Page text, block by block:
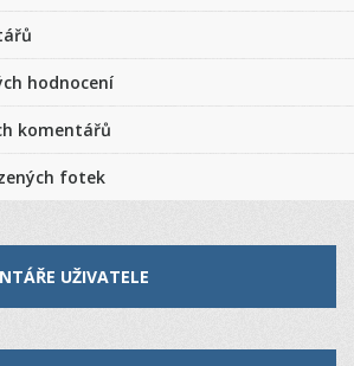
hodnocení
komentářů
fotek
UŽIVATELE